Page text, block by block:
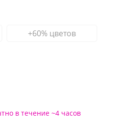
+60% цветов
в течение ~4 часов